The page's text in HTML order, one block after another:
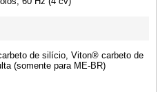
de silício, Viton® carbeto de
(somente para ME-BR)